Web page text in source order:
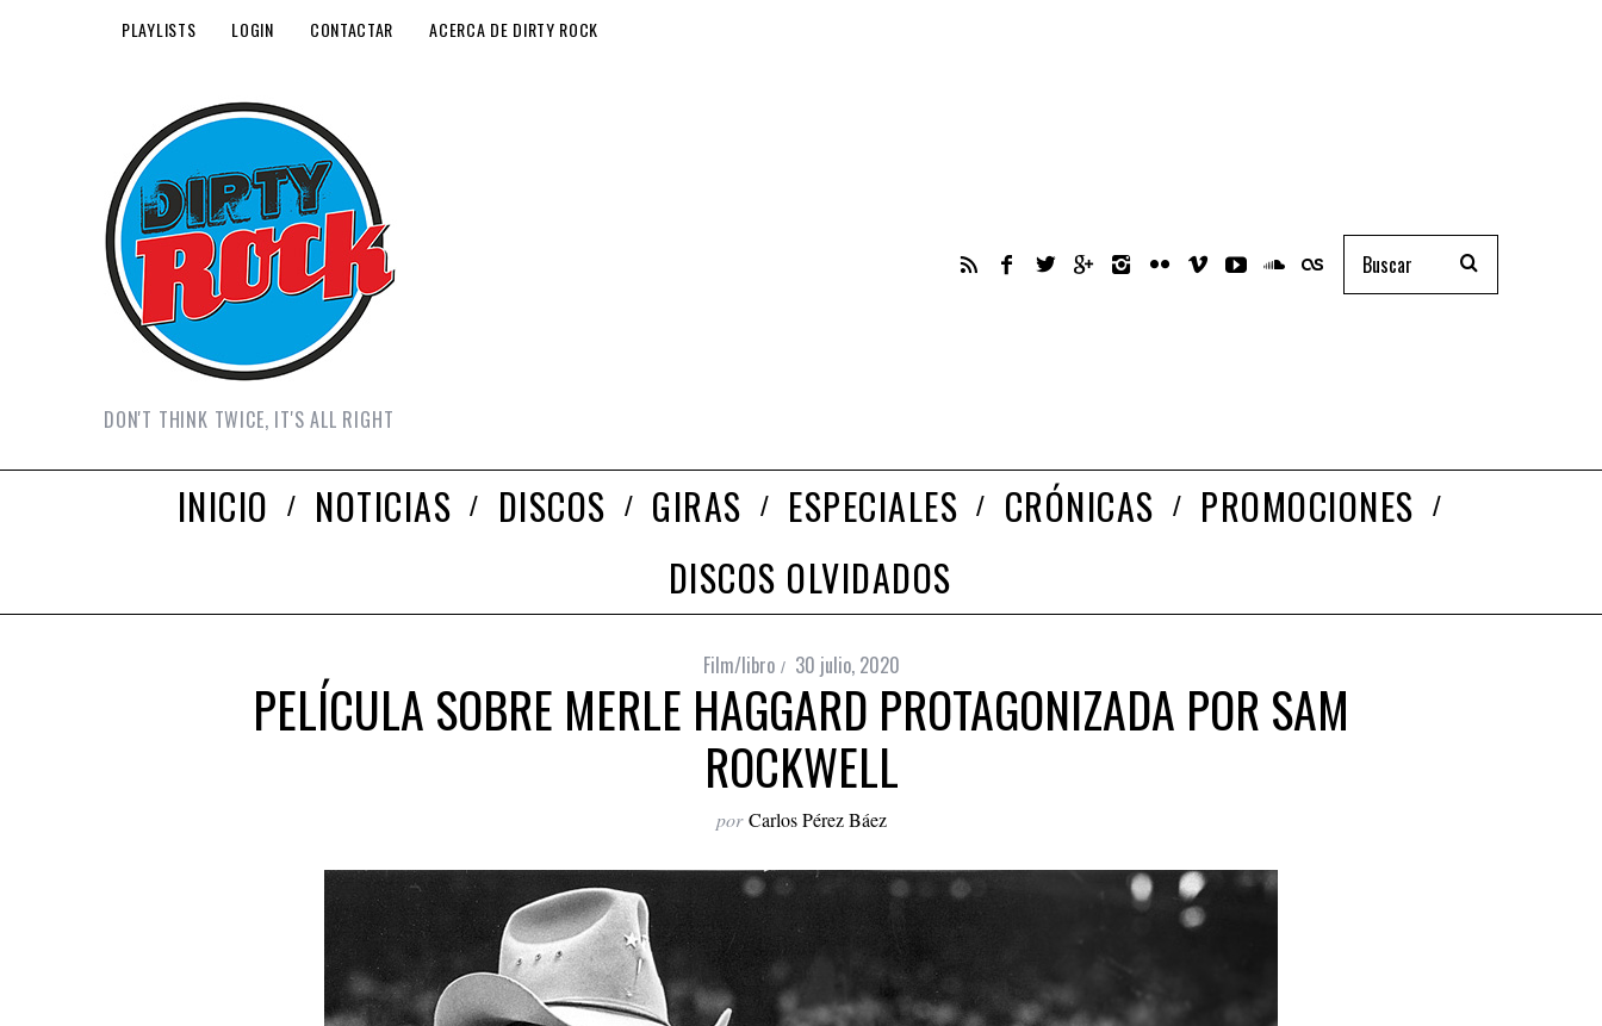
PLAYLISTS LOGIN CONTACTAR ACERCA DE DIRTY ROCK
DON'T THINK TWICE, IT'S ALL RIGHT
INICIO NOTICIAS DISCOS GIRAS ESPECIALES CRÓNICAS
PROMOCIONES
DISCOS OLVIDADOS
Film/libro 30 julio, 2020
PELÍCULA SOBRE MERLE HAGGARD PROTAGONIZADA POR SAM
ROCKWELL
por Carlos Pérez Báez